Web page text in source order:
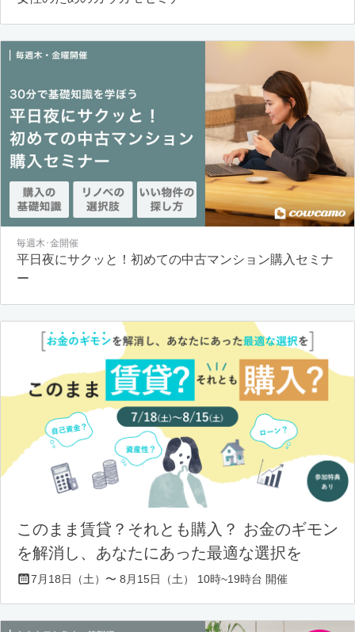
毎週木･金開催
平日夜にサクッと！初めての中古マンション購入セミナ
ー
このまま賃貸？それとも購入？ お金のギモン
を解消し、あなたにあった最適な選択を
7月18日（土）〜 8月15日（土） 10時~19時台 開催